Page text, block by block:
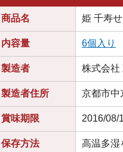
商品名 姫 千寿
内容量 6個入り
製造者 株式会社
製造者住所 京都市中
賞味期限 2016/08/
保存方法 高温多湿